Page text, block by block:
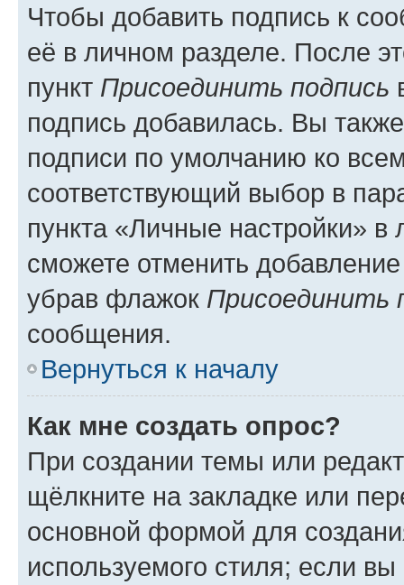
Чтобы добавить подпись к
её в личном разделе. После
пункт Присоединить подпись
подпись добавилась. Вы
подписи по умолчанию ко
соответствующий выбор в
пункта «Личные настройки»
сможете отменить
убрав флажок Присоединить
сообщения.
Вернуться к началу
Как мне создать опрос?
При создании темы или
щёлкните на закладке или
основной формой для
используемого стиля; если